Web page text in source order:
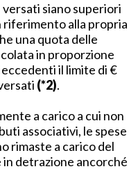
siano superiori
riferimento alla propria
una quota delle
in proporzione
il limite di €
(*2).
a carico a cui non
associativi, le spese
rimaste a carico del
detrazione ancorché